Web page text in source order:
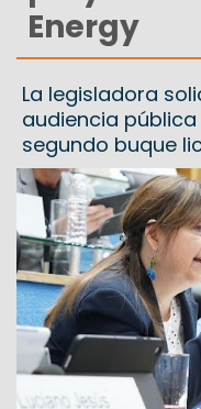
Energy
La legisladora
audiencia
segundo buque